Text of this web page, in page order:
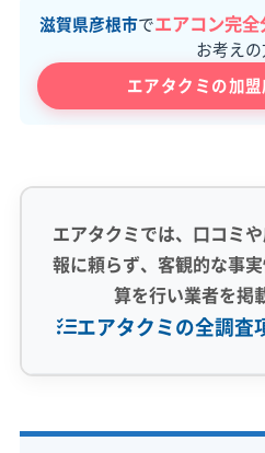
滋賀県彦根市でエアコン完
お考え
エアタクミの加
エアタクミでは、口コミ
報に頼らず、客観的な事
算を行い業者を掲
エアタクミの全調査